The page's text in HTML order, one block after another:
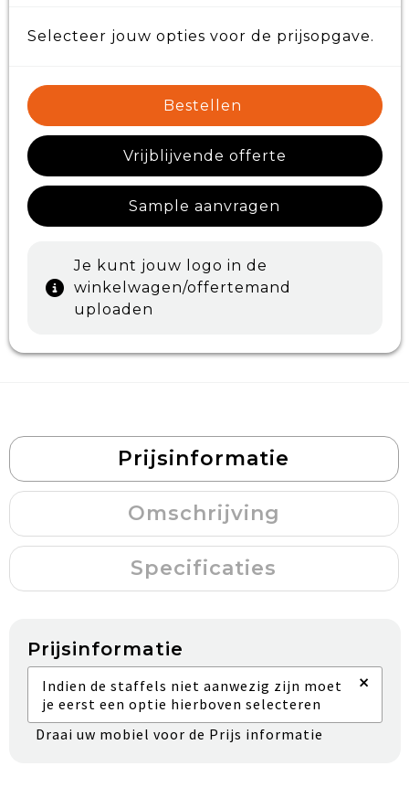
Selecteer jouw opties voor de prijsopgave.
Bestellen
Vrijblijvende offerte
Sample aanvragen
Je kunt jouw logo in de
winkelwagen/offertemand
uploaden
Prijsinformatie
Omschrijving
Specificaties
Prijsinformatie
Indien de staffels niet aanwezig zijn moet
je eerst een optie hierboven selecteren
×
Draai uw mobiel voor de Prijs informatie